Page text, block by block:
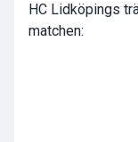
HC Lidköpings
matchen: